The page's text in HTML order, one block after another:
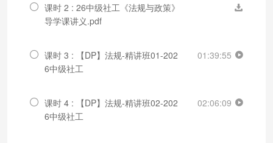
课时 2 : 26中级社工《法规与政策》
导学课讲义.pdf
课时 3 : 【DP】法规-精讲班01-202
6中级社工
01:39:55
课时 4 : 【DP】法规-精讲班02-202
6中级社工
02:06:09